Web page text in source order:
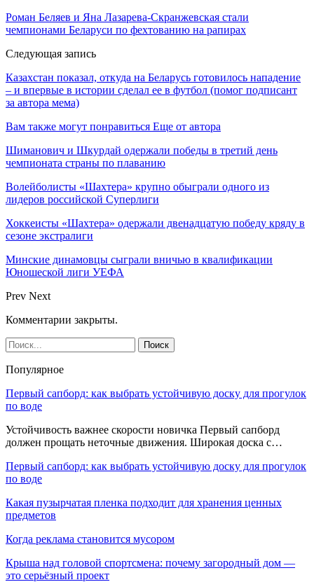
Роман Беляев и Яна Лазарева-Скранжевская стали
чемпионами Беларуси по фехтованию на рапирах
Следующая запись
Казахстан показал, откуда на Беларусь готовилось нападение
– и впервые в истории сделал ее в футбол (помог подписант
за автора мема)
Вам также могут понравиться Еще от автора
Шиманович и Шкурдай одержали победы в третий день
чемпионата страны по плаванию
Волейболисты «Шахтера» крупно обыграли одного из
лидеров российской Суперлиги
Хоккеисты «Шахтера» одержали двенадцатую победу кряду в
сезоне экстралиги
Минские динамовцы сыграли вничью в квалификации
Юношеской лиги УЕФА
Prev Next
Комментарии закрыты.
Популярное
Первый сапборд: как выбрать устойчивую доску для прогулок
по воде
Устойчивость важнее скорости новичка Первый сапборд
должен прощать неточные движения. Широкая доска с…
Первый сапборд: как выбрать устойчивую доску для прогулок
по воде
Какая пузырчатая пленка подходит для хранения ценных
предметов
Когда реклама становится мусором
Крыша над головой спортсмена: почему загородный дом —
это серьёзный проект